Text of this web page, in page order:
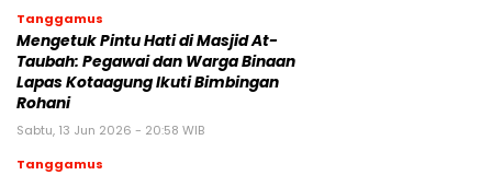
Tanggamus
Mengetuk Pintu Hati di Masjid At-
Taubah: Pegawai dan Warga Binaan
Lapas Kotaagung Ikuti Bimbingan
Rohani
Sabtu, 13 Jun 2026 - 20:58 WIB
Tanggamus